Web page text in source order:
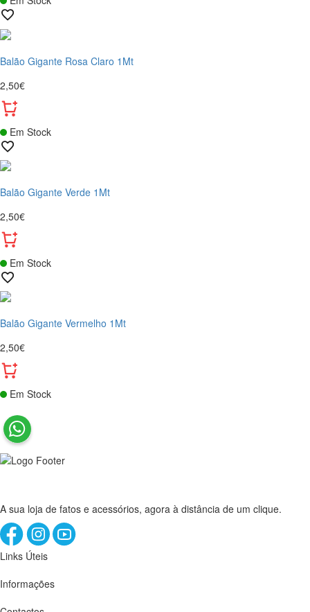
Balão Gigante Rosa Claro 1Mt
2,50€
Em Stock
Balão Gigante Verde 1Mt
2,50€
Em Stock
Balão Gigante Vermelho 1Mt
2,50€
Em Stock
A sua loja de fatos e acessórios, agora à distância de um clique.
Links Úteis
Informações